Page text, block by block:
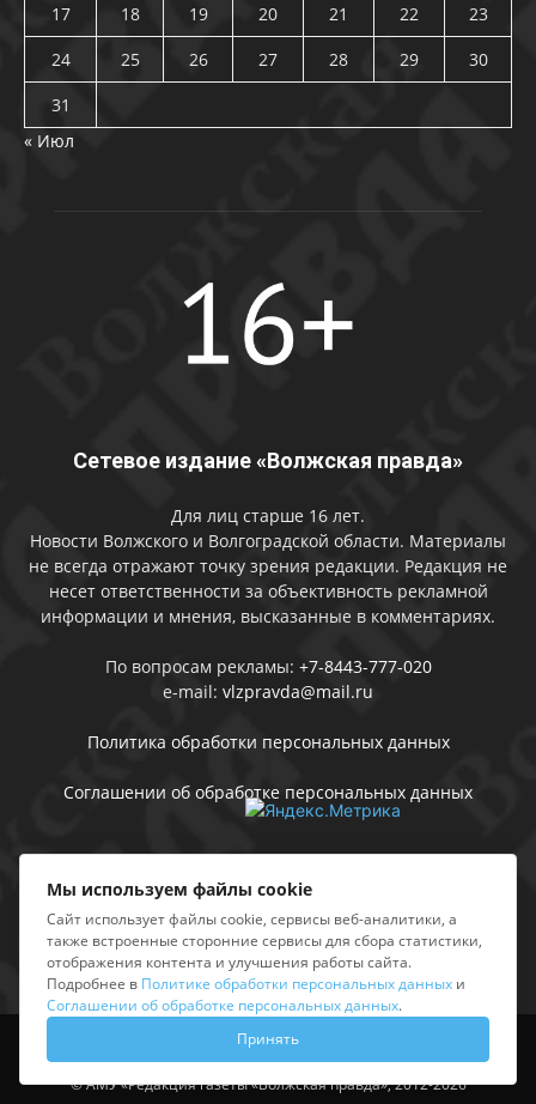
17
18 19 20 21 22
23
24
25 26 27 28 29
30
31
« Июл
Сетевое издание «Волжская правда»
Для лиц старше 16 лет.
Новости Волжского и Волгоградской области. Материалы
не всегда отражают точку зрения редакции. Редакция не
несет ответственности за объективность рекламной
информации и мнения, высказанные в комментариях.
По вопросам рекламы: +7-8443-777-020
e-mail: vlzpravda@mail.ru
Политика обработки персональных данных
Соглашении об обработке персональных данных
Присоединяйтесь
Выходные данные
© АМУ «Редакция газеты «Волжская правда», 2012-2026
Мы используем файлы cookie
Сайт использует файлы cookie, сервисы веб-аналитики, а
также встроенные сторонние сервисы для сбора статистики,
отображения контента и улучшения работы сайта.
Подробнее в Политике обработки персональных данных и
Соглашении об обработке персональных данных.
Принять